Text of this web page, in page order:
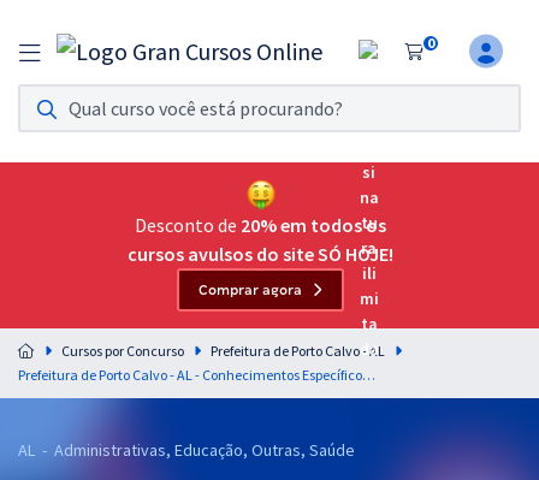
0
Assinatura Ilimitada 11
Acesso a todos os cursos. Teste grátis por 7 dias!
Assinatura OAB Até Passar
Acesso ilimitado a toda preparação para o Exame da
Residências Multiprofissionais
Preparação completa e intensiva para as principais
residências em saúde do Brasil
Desconto de 20% em todos os
cursos avulsos do site SÓ HOJE!
Comprar agora
Cursos por Concurso
Prefeitura de Porto Calvo - AL
Prefeitura de Porto Calvo - AL - Conhecimentos Específicos para o Cargo de Nutricionista - Secretaria de Educação (Pós-Edital)
AL - Administrativas, Educação, Outras, Saúde